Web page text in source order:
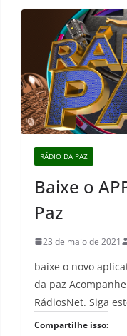
RÁDIO DA PAZ
Baixe o
Paz
23 de maio de 2021
baixe o novo
da paz
RádiosNet. Siga
Compartilhe isso: